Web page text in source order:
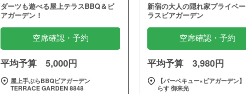
ダーツも遊べる屋上テラスBBQ＆ビ
アガーデン！
空席確認・予約
平均予算 5,000円
屋上手ぶらBBQビアガーデン
TERRACE GARDEN 8848
新宿の大人の隠れ家プライベ
ラスビアガーデン
空席確認・予約
平均予算 3,980円
【バーベキュー×ビアガーデン
らす 御来光